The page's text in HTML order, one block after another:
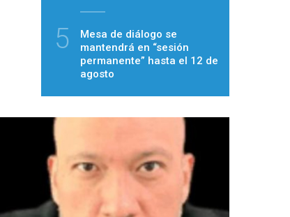
5
Mesa de diálogo se
mantendrá en “sesión
permanente” hasta el 12 de
agosto